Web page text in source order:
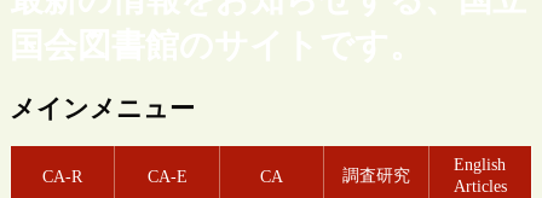
国会図書館のサイトです。
メインメニュー
CA-R CA-E CA 調査研究
English
Articles